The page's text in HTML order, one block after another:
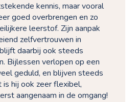
kennis, maar vooral
goed overbrengen en zo
leerstof. Zijn aanpak
zelfvertrouwen in
daarbij ook steeds
Bijlessen verlopen op een
geduld, en blijven steeds
is hij ook zeer flexibel,
aangenaam in de omgang!